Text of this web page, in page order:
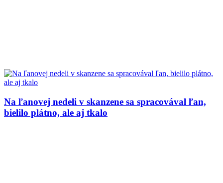
Na ľanovej nedeli v skanzene sa spracovával ľan,
bielilo plátno, ale aj tkalo